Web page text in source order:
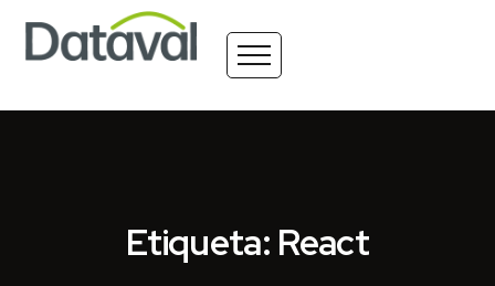
Etiqueta: React